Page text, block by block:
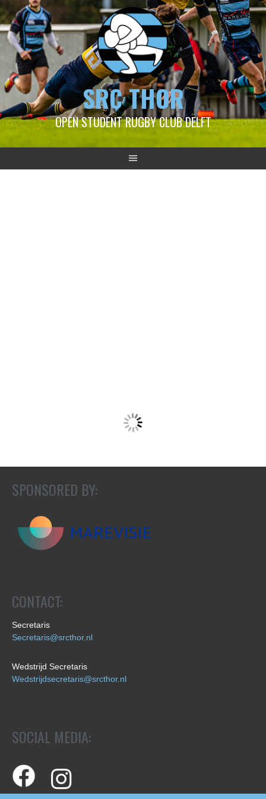
SRC THOR
OPEN STUDENT RUGBY CLUB DELFT
SPONSORED BY:
CONTACT:
Secretaris
Secretaris@srcthor.nl
Wedstrijd Secretaris
Wedstrijdsecretaris@srcthor.nl
SOCIAL MEDIA: